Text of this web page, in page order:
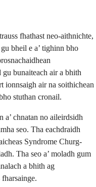
fhathast neo-aithnichte,
bheil e a’ tighinn bho
gu bunaiteach air a bhith
ionnsaigh air na soithichean
stuthan cronail.
a’ chnatan no aileirdsidh
seo. Tha eachdraidh
Syndrome Churg-
Tha seo a’ moladh gum
a bhith ag